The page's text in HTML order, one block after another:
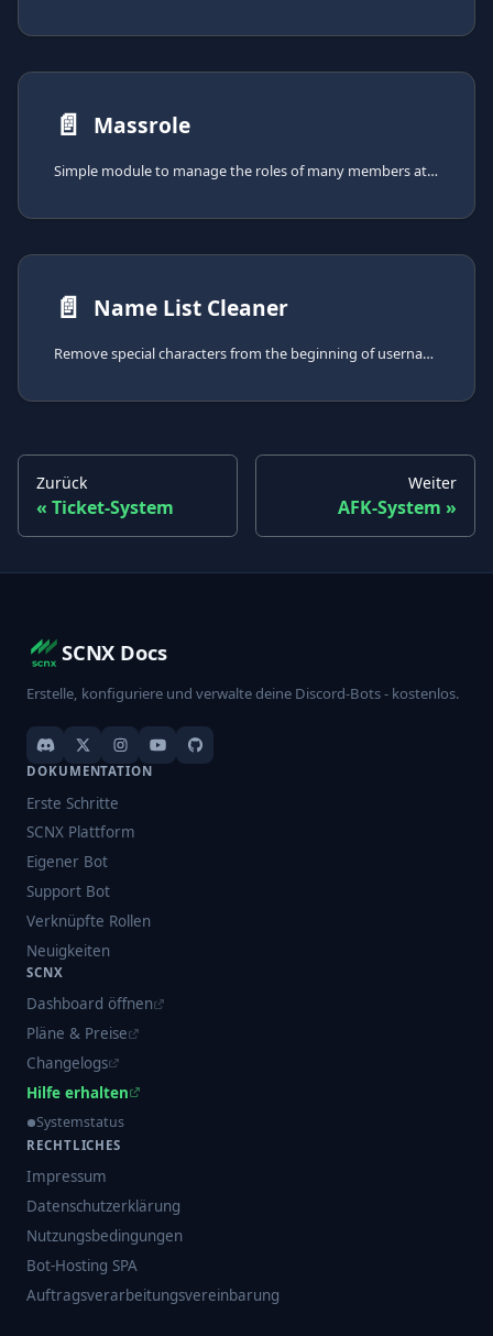
📄️ Massrole
Simple module to manage the roles of many members at once.
📄️ Name List Cleaner
Remove special characters from the beginning of usernames to keep the member list clean and sorted.
Zurück
Ticket-System
Weiter
AFK-System
SCNX Docs
Erstelle, konfiguriere und verwalte deine Discord-Bots - kostenlos.
DOKUMENTATION
Erste Schritte
SCNX Plattform
Eigener Bot
Support Bot
Verknüpfte Rollen
Neuigkeiten
SCNX
Dashboard öffnen
Pläne & Preise
Changelogs
Hilfe erhalten
Systemstatus
RECHTLICHES
Impressum
Datenschutzerklärung
Nutzungsbedingungen
Bot-Hosting SPA
Auftragsverarbeitungsvereinbarung